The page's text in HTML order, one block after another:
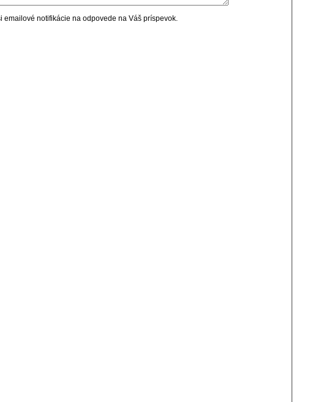
emailové notifikácie na odpovede na Váš príspevok.